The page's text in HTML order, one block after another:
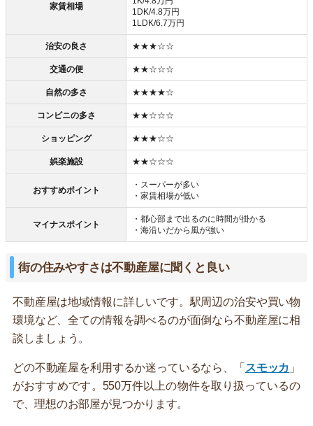
家賃相場
1DK/4.8万円
1LDK/6.7万円
治安の良さ ★★★☆☆
交通の便 ★★☆☆☆
自然の多さ ★★★★☆
コンビニの多さ ★★☆☆☆
ショッピング ★★★☆☆
娯楽施設 ★★☆☆☆
おすすめポイント
・スーパーが多い
・家賃相場が低い
マイナスポイント
・都心部まで出るのに時間が掛かる
・海沿いだから風が強い
街の住みやすさは不動産屋に聞くと良い
不動産屋は地域情報に詳しいです。駅周辺の治安や買い物
環境など、全ての情報を調べるのが面倒なら不動産屋に相
談しましょう。
どの不動産屋を利用するか迷っているなら、「 スモッカ 」
がおすすめです。550万件以上の物件を取り扱っているの
で、理想のお部屋が見つかります。